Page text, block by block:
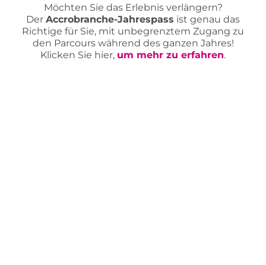
Möchten Sie das Erlebnis verlängern?
Der Accrobranche-Jahrespass ist genau das
Richtige für Sie, mit unbegrenztem Zugang zu
den Parcours während des ganzen Jahres!
Klicken Sie hier, um mehr zu erfahren.